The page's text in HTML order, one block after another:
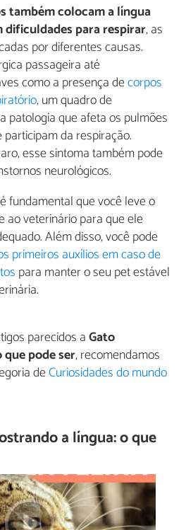
também colocam a língua
para respirar, as
por diferentes causas.
passageira até
como a presença decorpos
, um quadro de
patologia que afeta os pulmões
da respiração.
esse sintoma também pode
neurológicos.
fundamental que você leve o
ao veterinário para que ele
Além disso, você pode
primeiros auxílios em caso de
para manter o seu pet estável
parecidos aGato
pode ser, recomendamos
deCuriosidades do mundo
a língua: o que